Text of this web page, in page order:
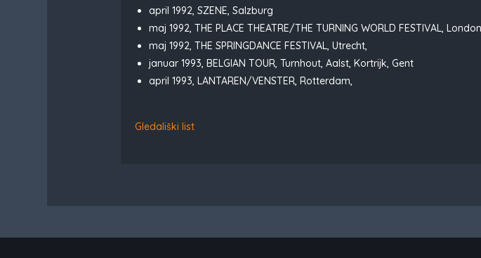
april 1992, SZENE, Salzburg
maj 1992, THE PLACE THEATRE/THE TURNING WORLD FESTIVAL, London
maj 1992, THE SPRINGDANCE FESTIVAL, Utrecht,
januar 1993, BELGIAN TOUR, Turnhout, Aalst, Kortrijk, Gent
april 1993, LANTAREN/VENSTER, Rotterdam,
Gledališki list